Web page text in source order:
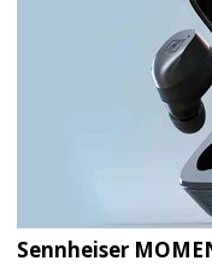
Sennheiser